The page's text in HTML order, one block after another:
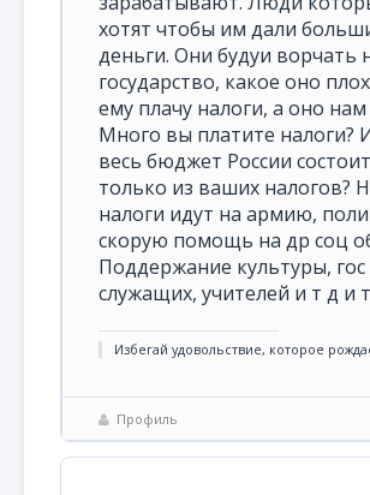
хотят чтобы им дали
деньги. Они будуи ворчать
государство, какое оно
ему плачу налоги, а оно нам
Много вы платите налоги?
весь бюджет России состоит
только из ваших налогов?
налоги идут на армию,
скорую помощь на др соц
Поддержание культуры, гос
служащих, учителей и т д и
Избегай удовольствие, которое
Профиль